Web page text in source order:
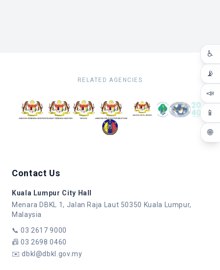
♿
📡
📣
📱
🌐
RELATED AGENCIES
Contact Us
Kuala Lumpur City Hall
Menara DBKL 1, Jalan Raja Laut 50350 Kuala Lumpur,
Malaysia
📞03 2617 9000
📠03 2698 0460
✉️dbkl@dbkl.gov.my